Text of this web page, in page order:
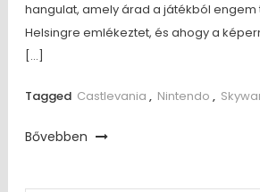
hangulat, amely árad a játékból engem
Helsingre emlékeztet, és ahogy a
[…]
Tagged Castlevania , Nintendo ,
Bővebben